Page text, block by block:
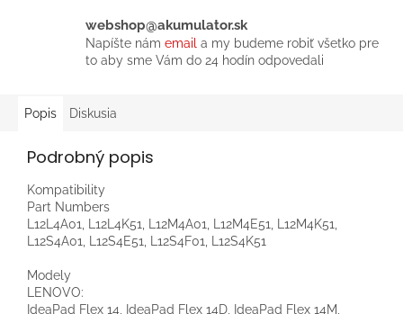
webshop@akumulator.sk
Napíšte nám email a my budeme robiť všetko pre
to aby sme Vám do 24 hodín odpovedali
Popis Diskusia
Podrobný popis
Kompatibility
Part Numbers
L12L4A01, L12L4K51, L12M4A01, L12M4E51, L12M4K51,
L12S4A01, L12S4E51, L12S4F01, L12S4K51
Modely
LENOVO:
IdeaPad Flex 14, IdeaPad Flex 14D, IdeaPad Flex 14M,